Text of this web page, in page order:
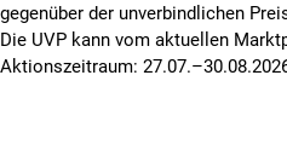
gegenüber der unverbindlichen
Die UVP kann vom aktuellen
Aktionszeitraum: